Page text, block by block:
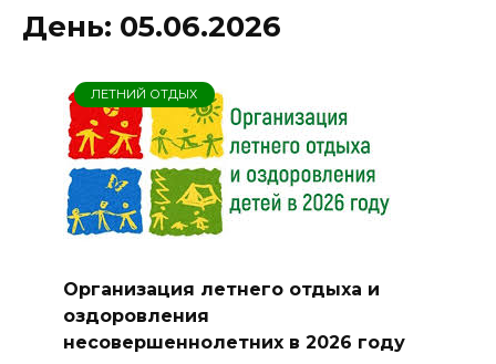
День: 05.06.2026
ЛЕТНИЙ ОТДЫХ
Организация летнего отдыха и
оздоровления
несовершеннолетних в 2026 году